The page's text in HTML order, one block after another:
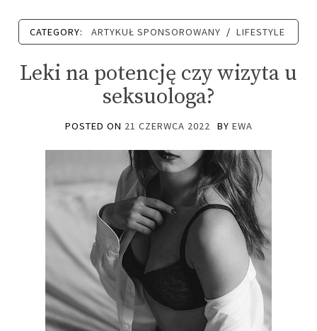
CATEGORY: ARTYKUŁ SPONSOROWANY / LIFESTYLE
Leki na potencję czy wizyta u
seksuologa?
POSTED ON 21 CZERWCA 2022 BY EWA